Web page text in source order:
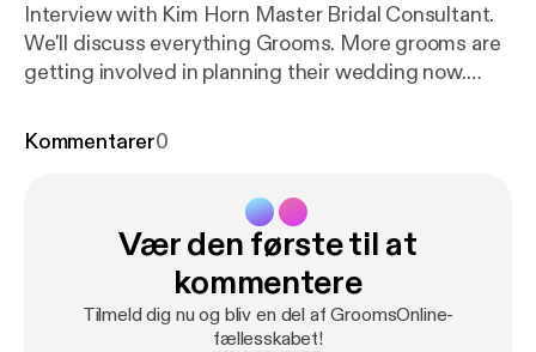
Interview with Kim Horn Master Bridal Consultant.
We'll discuss everything Grooms. More grooms are
getting involved in planning their wedding now.
your wedding.
Kommentarer0
Vær den første til at
kommentere
Tilmeld dig nu og bliv en del af GroomsOnline-
fællesskabet!